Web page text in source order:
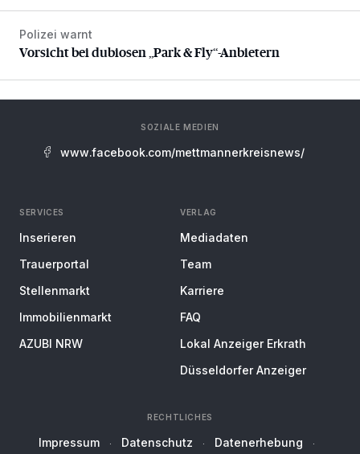
Vorsicht bei dubiosen „Park & Fly“-Anbietern
Polizei warnt
Vorsicht bei dubiosen „Park & Fly“-Anbietern
SOZIALE MEDIEN
www.facebook.com/mettmannerkreisnews/
SERVICES
Inserieren
Trauerportal
Stellenmarkt
Immobilienmarkt
AZUBI NRW
VERLAG
Mediadaten
Team
Karriere
FAQ
Lokal Anzeiger Erkrath
Düsseldorfer Anzeiger
RECHTLICHES
Impressum Datenschutz Datenerhebung